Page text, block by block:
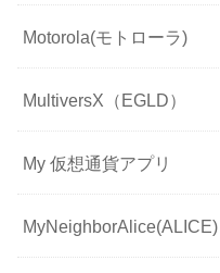
Motorola(モトローラ)
MultiversX（EGLD）
My 仮想通貨アプリ
MyNeighborAlice(ALICE)